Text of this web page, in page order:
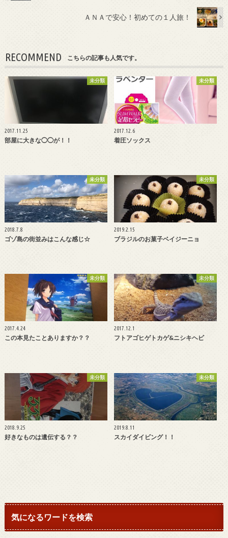
ＡＮＡで安心！初めての１人旅！
RECOMMEND こちらの記事も人気です。
未分類
2017.11.25
部屋に大きな◯◯が！！
未分類
2017.12.6
着圧ソックス
未分類
2018.7.8
ゴゾ島の街並みはこんな感じ☆
未分類
2019.2.15
ブラジルのお菓子ベイジーニョ
未分類
2017.4.24
この本見たことありますか？？
未分類
2017.12.1
フトアゴヒゲトカゲ&ニシキヘビ
未分類
2018.9.25
好きなものは遺伝する？？
未分類
2019.8.11
スカイダイビング！！
気になるワードを検索